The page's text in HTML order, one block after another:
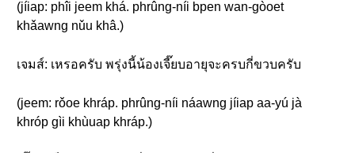
(jíiap: phîi jeem khá. phrûng-níi bpen wan-gòoet
khǎawng nǔu khâ.)
เจมส์: เหรอครับ พรุ่งนี้น้องเจี๊ยบอายุจะครบกี่ขวบครับ
(jeem: rǒoe khráp. phrûng-níi náawng jíiap aa-yú jà
khróp gìi khùuap khráp.)